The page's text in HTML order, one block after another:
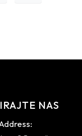
NAS